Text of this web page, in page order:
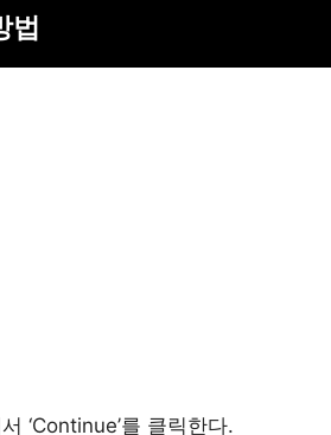
법
‘Continue’를 클릭한다.